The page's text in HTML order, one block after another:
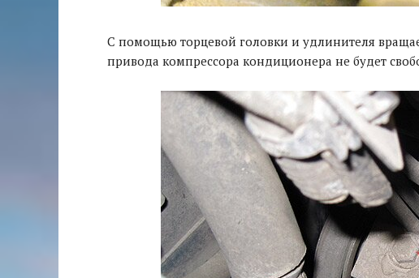
С помощью торцевой головки и удлинителя
привода компрессора кондиционера не будет